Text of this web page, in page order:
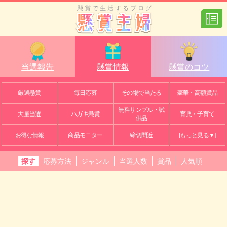
懸賞で生活するブログ
当選報告 懸賞情報 懸賞のコツ
厳選懸賞 毎日応募 その場で当たる 豪華・高額賞品
大量当選 ハガキ懸賞
無料サンプル・試
供品
育児・子育て
お得な情報 商品モニター 締切間近 [もっと見る▼]
探す 応募方法 ジャンル 当選人数 賞品 人気順